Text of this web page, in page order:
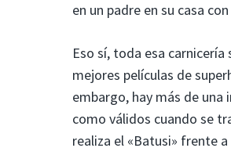
en un padre en su casa
Eso sí, toda esa
mejores películas de
embargo, hay más de
como válidos cuando se
realiza el «Batusi» frente